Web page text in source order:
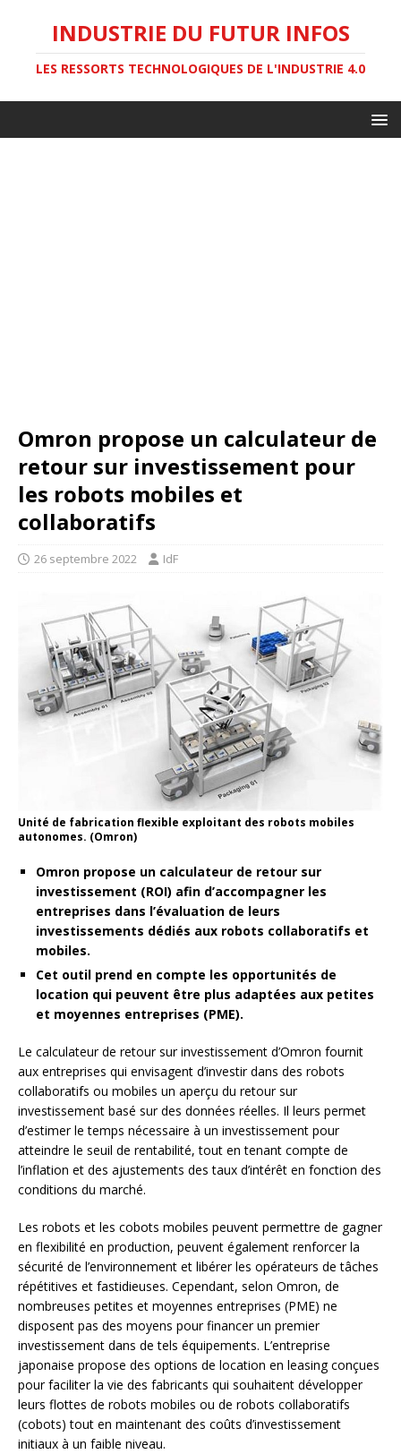
INDUSTRIE DU FUTUR INFOS
LES RESSORTS TECHNOLOGIQUES DE L'INDUSTRIE 4.0
Omron propose un calculateur de
retour sur investissement pour
les robots mobiles et
collaboratifs
26 septembre 2022 IdF
Unité de fabrication flexible exploitant des robots mobiles
autonomes. (Omron)
Omron propose un calculateur de retour sur
investissement (ROI) afin d’accompagner les
entreprises dans l’évaluation de leurs
investissements dédiés aux robots collaboratifs et
mobiles.
Cet outil prend en compte les opportunités de
location qui peuvent être plus adaptées aux petites
et moyennes entreprises (PME).
Le calculateur de retour sur investissement d’Omron fournit
aux entreprises qui envisagent d’investir dans des robots
collaboratifs ou mobiles un aperçu du retour sur
investissement basé sur des données réelles. Il leurs permet
d’estimer le temps nécessaire à un investissement pour
atteindre le seuil de rentabilité, tout en tenant compte de
l’inflation et des ajustements des taux d’intérêt en fonction des
conditions du marché.
Les robots et les cobots mobiles peuvent permettre de gagner
en flexibilité en production, peuvent également renforcer la
sécurité de l’environnement et libérer les opérateurs de tâches
répétitives et fastidieuses. Cependant, selon Omron, de
nombreuses petites et moyennes entreprises (PME) ne
disposent pas des moyens pour financer un premier
investissement dans de tels équipements. L’entreprise
japonaise propose des options de location en leasing conçues
pour faciliter la vie des fabricants qui souhaitent développer
leurs flottes de robots mobiles ou de robots collaboratifs
(cobots) tout en maintenant des coûts d’investissement
initiaux à un faible niveau.